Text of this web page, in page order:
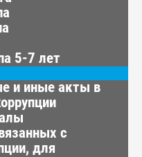
5-7 лет
и иные акты в
с
для